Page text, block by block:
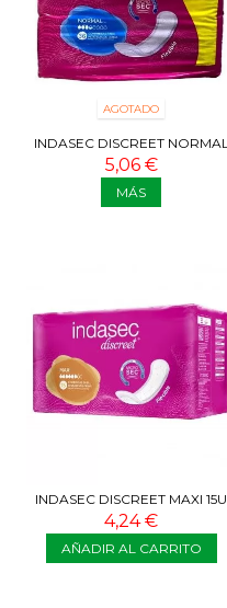
AGOTADO
INDASEC DISCREET NORMAL
24 + 12U
5,06 €
MÁS
INDASEC DISCREET MAXI 15U
4,24 €
AÑADIR AL CARRITO